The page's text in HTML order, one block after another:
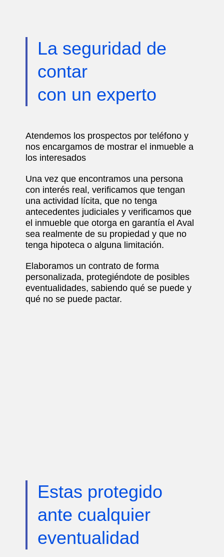
La seguridad de
contar
con un experto
Atendemos los prospectos por teléfono y
nos encargamos de mostrar el inmueble a
los interesados
Una vez que encontramos una persona
con interés real, verificamos que tengan
una actividad lícita, que no tenga
antecedentes judiciales y verificamos que
el inmueble que otorga en garantía el Aval
sea realmente de su propiedad y que no
tenga hipoteca o alguna limitación.
Elaboramos un contrato de forma
personalizada, protegiéndote de posibles
eventualidades, sabiendo qué se puede y
qué no se puede pactar.
Estas protegido
ante cualquier
eventualidad